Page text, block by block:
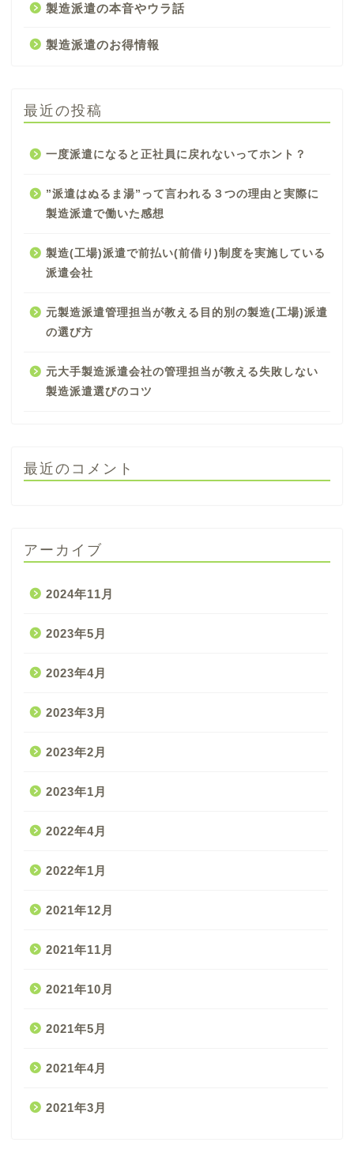
製造派遣の本音やウラ話
製造派遣のお得情報
最近の投稿
一度派遣になると正社員に戻れないってホント？
”派遣はぬるま湯”って言われる３つの理由と実際に
製造派遣で働いた感想
製造(工場)派遣で前払い(前借り)制度を実施している
派遣会社
元製造派遣管理担当が教える目的別の製造(工場)派遣
の選び方
元大手製造派遣会社の管理担当が教える失敗しない
製造派遣選びのコツ
最近のコメント
アーカイブ
2024年11月
2023年5月
2023年4月
2023年3月
2023年2月
2023年1月
2022年4月
2022年1月
2021年12月
2021年11月
2021年10月
2021年5月
2021年4月
2021年3月